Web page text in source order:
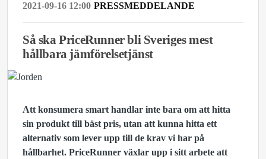
2021-09-16 12:00 PRESSMEDDELANDE
Så ska PriceRunner bli Sveriges mest
hållbara jämförelsetjänst
Att konsumera smart handlar inte bara om att hitta
sin produkt till bäst pris, utan att kunna hitta ett
alternativ som lever upp till de krav vi har på
hållbarhet. PriceRunner växlar upp i sitt arbete att